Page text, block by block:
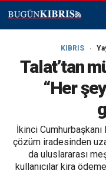
KIBRIS
Talat’tan
“Her
İkinci Cumhurbaşkanı
çözüm iradesinden
da uluslararası
kullanıcılar kira